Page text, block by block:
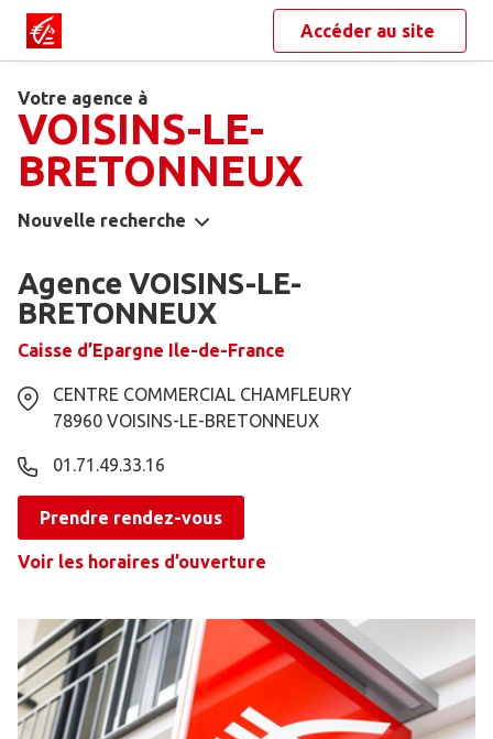
Accéder au site
Votre agence à
VOISINS-LE-
BRETONNEUX
Nouvelle recherche
Agence VOISINS-LE-
BRETONNEUX
Caisse d’Epargne Ile-de-France
CENTRE COMMERCIAL CHAMFLEURY
78960 VOISINS-LE-BRETONNEUX
01.71.49.33.16
Prendre rendez-vous
Voir les horaires d’ouverture